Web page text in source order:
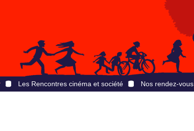
Les Rencontres cinéma et société Nos rendez-vous